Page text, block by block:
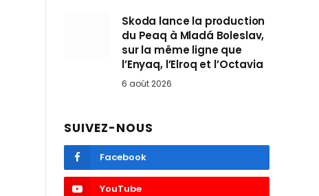
Skoda lance la production
du Peaq à Mladá Boleslav,
sur la même ligne que
l’Enyaq, l’Elroq et l’Octavia
6 août 2026
SUIVEZ-NOUS
Facebook
YouTube